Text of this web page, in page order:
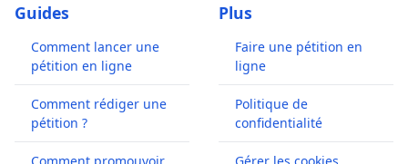
Guides
Comment lancer une
pétition en ligne
Comment rédiger une
pétition ?
Comment promouvoir
Plus
Faire une pétition en
ligne
Politique de
confidentialité
Gérer les cookies